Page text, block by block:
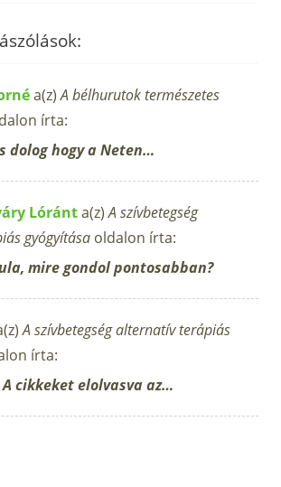
a(z)A bélhurutok természetes
írta:
dolog hogy a Neten…
Lóránta(z)A szívbetegség
gyógyítása oldalon írta:
mire gondol pontosabban?
A szívbetegség alternatív terápiás
írta:
A cikkeket elolvasva az…